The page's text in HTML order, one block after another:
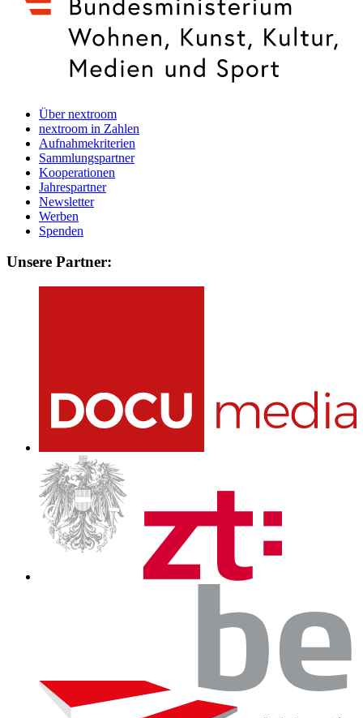
Über nextroom
nextroom in Zahlen
Aufnahmekriterien
Sammlungspartner
Kooperationen
Jahrespartner
Newsletter
Werben
Spenden
Unsere Partner: